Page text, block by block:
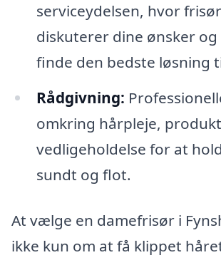
serviceydelsen, hvor
diskuterer dine ønsker
finde den bedste løsning
Rådgivning:
omkring hårpleje,
vedligeholdelse for at
sundt og flot.
At vælge en damefrisør i
ikke kun om at få klippet